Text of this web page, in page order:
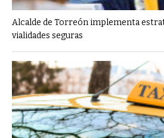
Alcalde de Torreón implementa
vialidades seguras